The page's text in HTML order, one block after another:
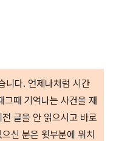
니다. 언제나처럼 시간
그때 기억나는 사건을 재
글을 안 읽으시고 바로
신 분은 윗부분에 위치